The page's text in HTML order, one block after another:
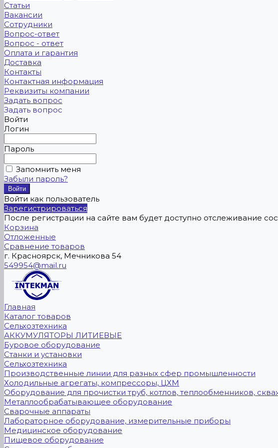
Статьи
Вакансии
Сотрудники
Вопрос-ответ
Вопрос - ответ
Оплата и гарантия
Доставка
Контакты
Контактная информация
Реквизиты компании
Задать вопрос
Задать вопрос
Войти
Логин
Пароль
Запомнить меня
Забыли пароль?
Войти как пользователь
Зарегистрироваться
После регистрации на сайте вам будет доступно отслеживание
Корзина
Отложенные
Сравнение товаров
г. Красноярск, Мечникова 54
549954@mail.ru
Главная
Каталог товаров
Сельхозтехника
АККУМУЛЯТОРЫ ЛИТИЕВЫЕ
Буровое оборудование
Станки и установки
Сельхозтехника
Производственные линии для разных сфер промышленности
Холодильные агрегаты, компрессоры, ЦХМ
Оборудование для прочистки труб, котлов, теплообменников,
Металлообрабатывающее оборудование
Сварочные аппараты
Лабораторное оборудование, измерительные приборы
Медицинское оборудование
Пищевое оборудование